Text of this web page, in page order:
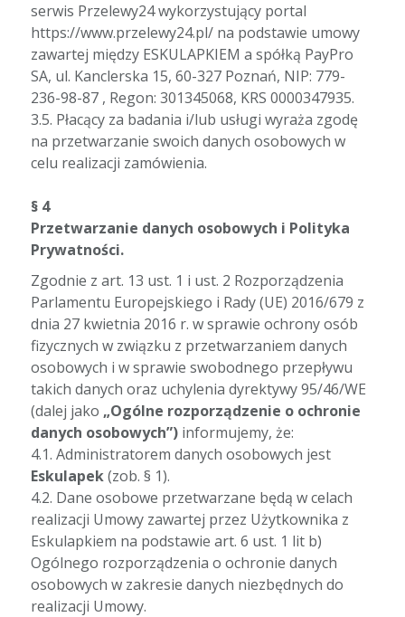
serwis Przelewy24 wykorzystujący portal
https://www.przelewy24.pl/ na podstawie umowy
zawartej między ESKULAPKIEM a spółką PayPro
SA, ul. Kanclerska 15, 60-327 Poznań, NIP: 779-
236-98-87 , Regon: 301345068, KRS 0000347935.
3.5. Płacący za badania i/lub usługi wyraża zgodę
na przetwarzanie swoich danych osobowych w
celu realizacji zamówienia.
§ 4
Przetwarzanie danych osobowych i Polityka
Prywatności.
Zgodnie z art. 13 ust. 1 i ust. 2 Rozporządzenia
Parlamentu Europejskiego i Rady (UE) 2016/679 z
dnia 27 kwietnia 2016 r. w sprawie ochrony osób
fizycznych w związku z przetwarzaniem danych
osobowych i w sprawie swobodnego przepływu
takich danych oraz uchylenia dyrektywy 95/46/WE
(dalej jako „Ogólne rozporządzenie o ochronie
danych osobowych”)informujemy, że:
4.1. Administratorem danych osobowych jest
Eskulapek(zob. § 1).
4.2. Dane osobowe przetwarzane będą w celach
realizacji Umowy zawartej przez Użytkownika z
Eskulapkiem na podstawie art. 6 ust. 1 lit b)
Ogólnego rozporządzenia o ochronie danych
osobowych w zakresie danych niezbędnych do
realizacji Umowy.